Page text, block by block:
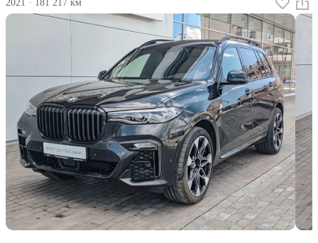
2021 · 181 217 км